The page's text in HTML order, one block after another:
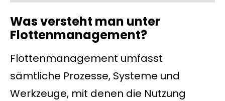
Was versteht man unter
Flottenmanagement?
Flottenmanagement umfasst
sämtliche Prozesse, Systeme und
Werkzeuge, mit denen die Nutzung